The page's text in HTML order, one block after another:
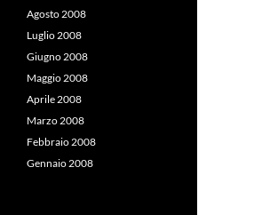
Agosto 2008
Luglio 2008
Giugno 2008
Maggio 2008
Aprile 2008
Marzo 2008
Febbraio 2008
Gennaio 2008